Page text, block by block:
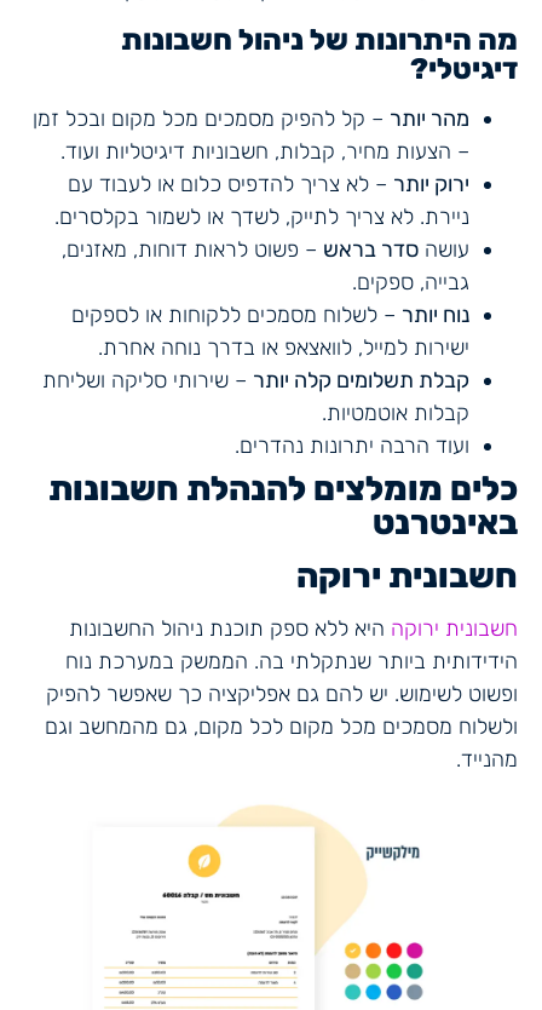
מה היתרונות של ניהול חשבונות
דיגיטלי?
מהר יותר – קל להפיק מסמכים מכל מקום ובכל זמן
– הצעות מחיר, קבלות, חשבוניות דיגיטליות ועוד.
ירוק יותר – לא צריך להדפיס כלום או לעבוד עם
ניירת. לא צריך לתייק, לשדך או לשמור בקלסרים.
עושה סדר בראש – פשוט לראות דוחות, מאזנים,
גבייה, ספקים.
נוח יותר – לשלוח מסמכים ללקוחות או לספקים
ישירות למייל, לוואצאפ או בדרך נוחה אחרת.
קבלת תשלומים קלה יותר – שירותי סליקה ושליחת
קבלות אוטמטיות.
ועוד הרבה יתרונות נהדרים.
כלים מומלצים להנהלת חשבונות
באינטרנט
חשבונית ירוקה
חשבונית ירוקה היא ללא ספק תוכנת ניהול החשבונות
הידידותית ביותר שנתקלתי בה. הממשק במערכת נוח
ופשוט לשימוש. יש להם גם אפליקציה כך שאפשר להפיק
ולשלוח מסמכים מכל מקום לכל מקום, גם מהמחשב וגם
מהנייד.